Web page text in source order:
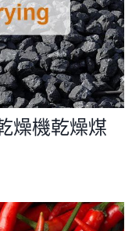
燥機乾燥煤